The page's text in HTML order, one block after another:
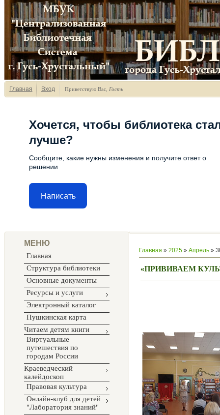
Главная Вход Приветствую Вас Гость
Хочется, чтобы библиотека
лучше?
Сообщите, какие нужны изменения и получите ответ о
решении
Написать
МЕНЮ
Главная
Структура библиотеки
Основные документы
Ресурсы и услуги
Электронный каталог
Пушкинская карта
Читаем детям книги
Виртуальные
путешествия по
городам России
Краеведческий
калейдоскоп
Правовая культура
Онлайн-клуб для детей
"Лаборатория знаний"
Главная » 2025 » Апрель »
«ПРИВИВАЕМ